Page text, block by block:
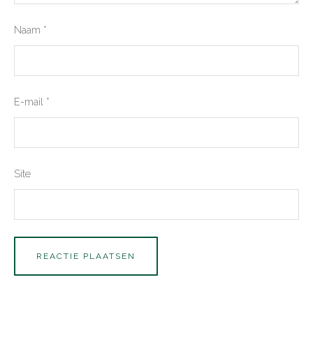
Naam *
E-mail *
Site